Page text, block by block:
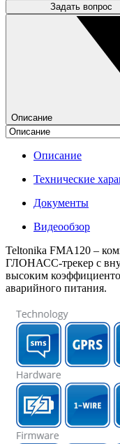
Задать вопрос
Описание
Описание
Технические
Документы
Видеообзор
Teltonika FMA120 –
ГЛОНАСС-трекер с
высоким
аварийного питания.